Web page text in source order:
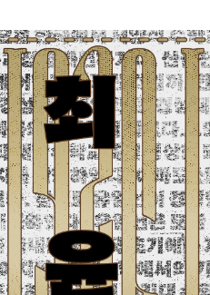
할 수 있습니다.
링크를 통해
해 주세요.
자 조합으로 작성해 주세요.
상세보기
동의 상세보기
.
다음